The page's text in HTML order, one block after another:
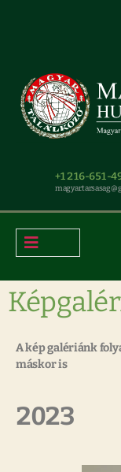
+1 216-651-
A kép galériánk
máskor is
2023